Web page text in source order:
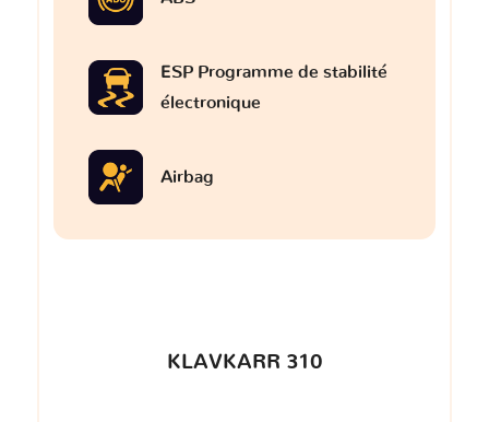
ESP Programme de stabilité
électronique
Airbag
KLAVKARR 310